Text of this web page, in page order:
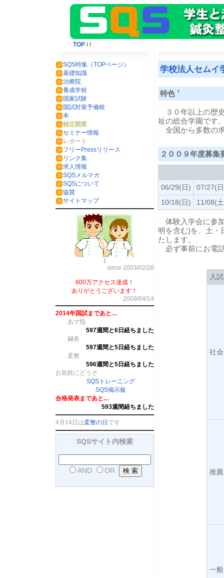
TOP / /
SQS特集（TOPページ）
基礎知識
治療院
養成学校
国家試験
国試対策予備校
本
独立開業
セミナー情報
レポート
フリーPressリリース
リンク集
求人情報
SQSメルマガ
SQSについて
協賛
サイトマップ
1
since 2003/02/28
800万アクセス達成！
ありがとうございます！
2009/04/14
2014年国試まであと…
あマ指
597週間と6日経ちました
鍼灸
597週間と5日経ちました
柔整
596週間と5日経ちました
お気軽にどうぞ
SQSトレーニング
SQS掲示板
合格発表まであと…
593週間経ちました
4月14日は柔整の日 です
SQSサイト内検索
AND OR
学校法人セム
特色 †
３０年以上の歴
祉の総合学園です
全国から多数の
２００９年度募集
06/29(日)
07/27(
10/18(日)
11/08(
体験入学会に参
明を含む)を、土・
たします。
必ず事前にお電
入
社
推薦
一般